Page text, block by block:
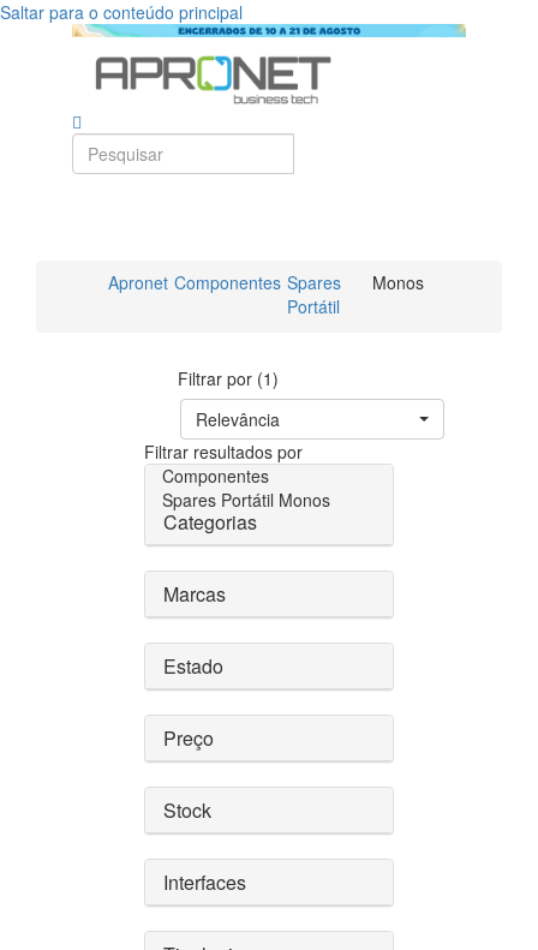
Saltar para o conteúdo principal
Apronet Componentes Spares
Portátil
Monos
Filtrar por (1)
Relevância
Filtrar resultados por
Componentes
Spares Portátil Monos
Categorias
Marcas
Estado
Preço
Stock
Interfaces